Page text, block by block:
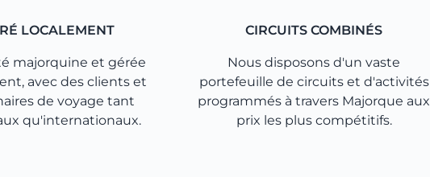
LOCALEMENT
majorquine et gérée
avec des clients et
de voyage tant
qu'internationaux.
CIRCUITS COMBINÉS
Nous disposons d'un vaste
portefeuille de circuits et d'activités
programmés à travers Majorque aux
prix les plus compétitifs.